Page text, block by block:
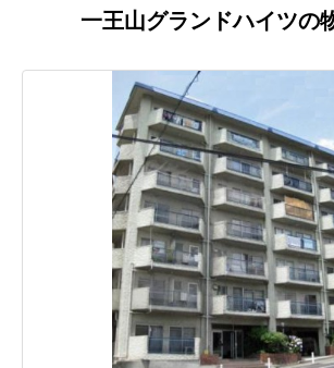
一王山グランドハイツの